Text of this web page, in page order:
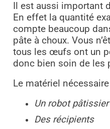
Il est aussi important
En effet la quantité
compte beaucoup
pâte à choux. Vous
tous les œufs ont un
donc bien soin de les
Le matériel
Un robot pâtissier
Des récipients